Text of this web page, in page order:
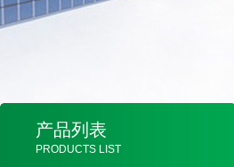
产品列表
PRODUCTS LIST